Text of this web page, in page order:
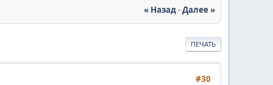
« Назад-Далее »
ПЕЧАТЬ
#30